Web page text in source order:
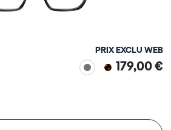
PRIX EXCLU WEB
179,00 €